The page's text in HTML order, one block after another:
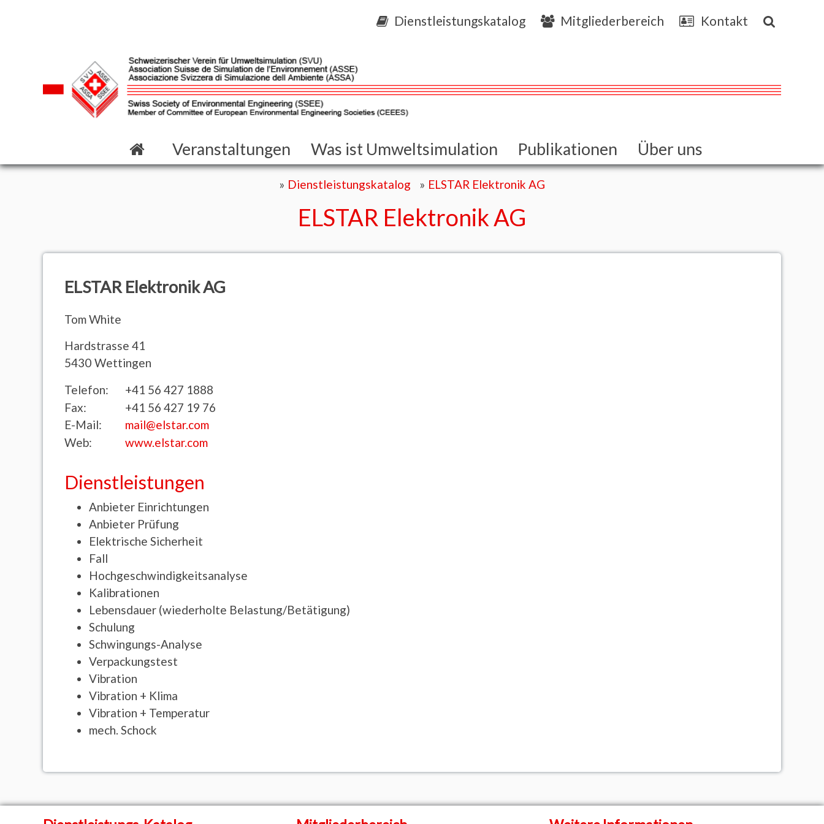
Dienstleistungskatalog Mitgliederbereich Kontakt
Veranstaltungen Was ist Umweltsimulation Publikationen Über uns
Dienstleistungskatalog ELSTAR Elektronik AG
ELSTAR ElektronikAG
ELSTAR Elektronik AG
TomWhite
Hardstrasse 41
5430 Wettingen
Telefon:
+41 56 427 1888
Fax:
+41 56 427 19 76
E-Mail:
mail@elstar.com
Web:
www.elstar.com
Dienstleistungen
Anbieter Einrichtungen
Anbieter Prüfung
Elektrische Sicherheit
Fall
Hochgeschwindigkeitsanalyse
Kalibrationen
Lebensdauer (wiederholte Belastung/Betätigung)
Schulung
Schwingungs-Analyse
Verpackungstest
Vibration
Vibration + Klima
Vibration + Temperatur
mech. Schock